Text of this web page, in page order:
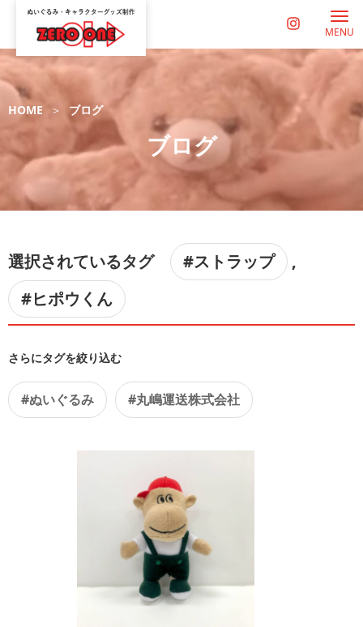
MENU
HOME ブログ
ブログ
選択されているタグ #ストラップ
,
#ヒポウくん
さらにタグを絞り込む
#ぬいぐるみ #丸嶋運送株式会社